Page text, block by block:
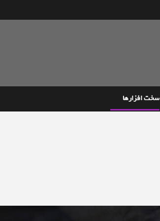
سخت افزارها